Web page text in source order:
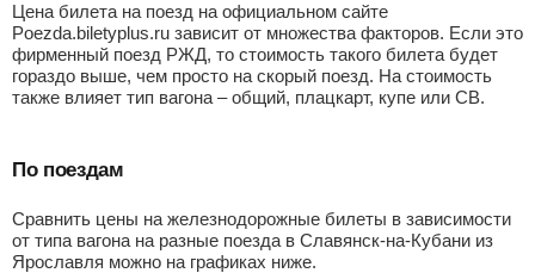
Цена билета на поезд на официальном сайте
Poezda.biletyplus.ru зависит от множества факторов. Если это
фирменный поезд РЖД, то стоимость такого билета будет
гораздо выше, чем просто на скорый поезд. На стоимость
также влияет тип вагона – общий, плацкарт, купе или СВ.
По поездам
Сравнить цены на железнодорожные билеты в зависимости
от типа вагона на разные поезда в Славянск-на-Кубани из
Ярославля можно на графиках ниже.